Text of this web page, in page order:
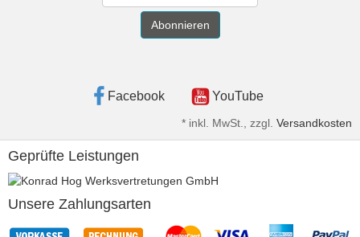
Abonnieren
Facebook YouTube
* inkl. MwSt., zzgl. Versandkosten
Geprüfte Leistungen
Unsere Zahlungsarten